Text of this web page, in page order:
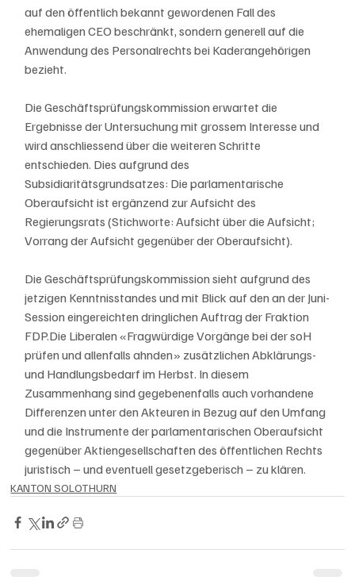
auf den öffentlich bekannt gewordenen Fall des
ehemaligen CEO beschränkt, sondern generell auf die
Anwendung des Personalrechts bei Kaderangehörigen
bezieht.
Die Geschäftsprüfungskommission erwartet die
Ergebnisse der Untersuchung mit grossem Interesse und
wird anschliessend über die weiteren Schritte
entschieden. Dies aufgrund des
Subsidiaritätsgrundsatzes: Die parlamentarische
Oberaufsicht ist ergänzend zur Aufsicht des
Regierungsrats (Stichworte: Aufsicht über die Aufsicht;
Vorrang der Aufsicht gegenüber der Oberaufsicht).
Die Geschäftsprüfungskommission sieht aufgrund des
jetzigen Kenntnisstandes und mit Blick auf den an der Juni-
Session eingereichten dringlichen Auftrag der Fraktion
FDP.Die Liberalen «Fragwürdige Vorgänge bei der soH
prüfen und allenfalls ahnden» zusätzlichen Abklärungs-
und Handlungsbedarf im Herbst. In diesem
Zusammenhang sind gegebenenfalls auch vorhandene
Differenzen unter den Akteuren in Bezug auf den Umfang
und die Instrumente der parlamentarischen Oberaufsicht
gegenüber Aktiengesellschaften des öffentlichen Rechts
juristisch – und eventuell gesetzgeberisch – zu klären.
KANTON SOLOTHURN